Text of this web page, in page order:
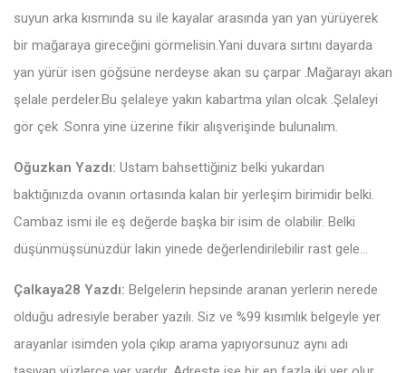
suyun arka kısmında su ile kayalar arasında yan yan yürüyerek
bir mağaraya gireceğini görmelisin.Yani duvara sırtını dayarda
yan yürür isen göğsüne nerdeyse akan su çarpar .Mağarayı akan
şelale perdeler.Bu şelaleye yakın kabartma yılan olcak .Şelaleyi
gör çek .Sonra yine üzerine fikir alışverişinde bulunalım.
Oğuzkan Yazdı: Ustam bahsettiğiniz belki yukardan
baktığınızda ovanın ortasında kalan bir yerleşim birimidir belki.
Cambaz ismi ile eş değerde başka bir isim de olabilir. Belki
düşünmüşsünüzdür lakin yinede değerlendirilebilir rast gele…
Çalkaya28 Yazdı: Belgelerin hepsinde aranan yerlerin nerede
olduğu adresiyle beraber yazılı. Siz ve %99 kısımlık belgeyle yer
arayanlar isimden yola çıkıp arama yapıyorsunuz aynı adı